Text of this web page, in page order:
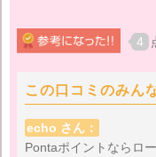
映画を借りてきて見
へ交換してそのポイ
います。結構借り
貯まるのであまり
画を楽しめているよ
4
この口コミのみん
echo さん：
Pontaポイントならロ